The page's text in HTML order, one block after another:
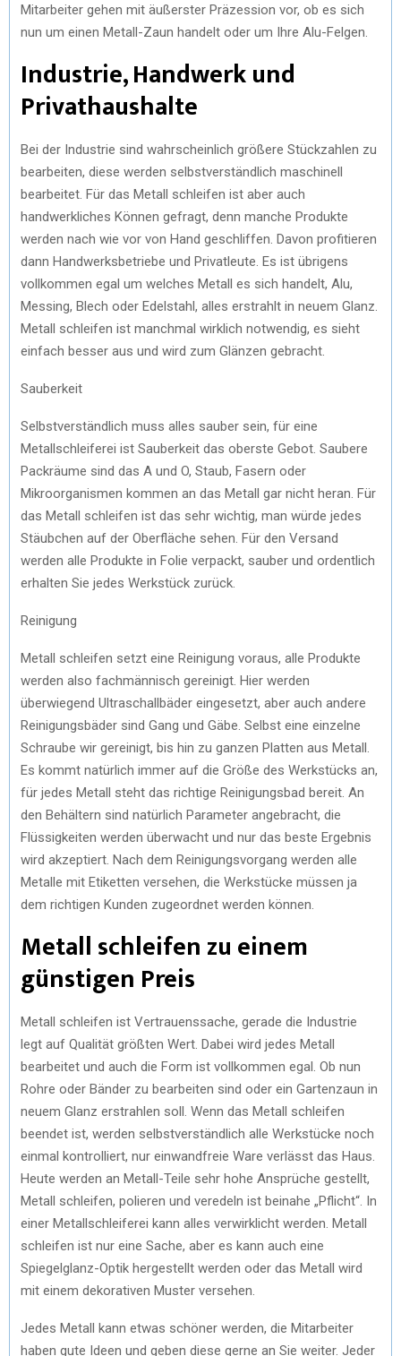
Mitarbeiter gehen mit äußerster Präzession vor, ob es sich
nun um einen Metall-Zaun handelt oder um Ihre Alu-Felgen.
Industrie, Handwerk und
Privathaushalte
Bei der Industrie sind wahrscheinlich größere Stückzahlen zu
bearbeiten, diese werden selbstverständlich maschinell
bearbeitet. Für das Metall schleifen ist aber auch
handwerkliches Können gefragt, denn manche Produkte
werden nach wie vor von Hand geschliffen. Davon profitieren
dann Handwerksbetriebe und Privatleute. Es ist übrigens
vollkommen egal um welches Metall es sich handelt, Alu,
Messing, Blech oder Edelstahl, alles erstrahlt in neuem Glanz.
Metall schleifen ist manchmal wirklich notwendig, es sieht
einfach besser aus und wird zum Glänzen gebracht.
Sauberkeit
Selbstverständlich muss alles sauber sein, für eine
Metallschleiferei ist Sauberkeit das oberste Gebot. Saubere
Packräume sind das A und O, Staub, Fasern oder
Mikroorganismen kommen an das Metall gar nicht heran. Für
das Metall schleifen ist das sehr wichtig, man würde jedes
Stäubchen auf der Oberfläche sehen. Für den Versand
werden alle Produkte in Folie verpackt, sauber und ordentlich
erhalten Sie jedes Werkstück zurück.
Reinigung
Metall schleifen setzt eine Reinigung voraus, alle Produkte
werden also fachmännisch gereinigt. Hier werden
überwiegend Ultraschallbäder eingesetzt, aber auch andere
Reinigungsbäder sind Gang und Gäbe. Selbst eine einzelne
Schraube wir gereinigt, bis hin zu ganzen Platten aus Metall.
Es kommt natürlich immer auf die Größe des Werkstücks an,
für jedes Metall steht das richtige Reinigungsbad bereit. An
den Behältern sind natürlich Parameter angebracht, die
Flüssigkeiten werden überwacht und nur das beste Ergebnis
wird akzeptiert. Nach dem Reinigungsvorgang werden alle
Metalle mit Etiketten versehen, die Werkstücke müssen ja
dem richtigen Kunden zugeordnet werden können.
Metall schleifen zu einem
günstigen Preis
Metall schleifen ist Vertrauenssache, gerade die Industrie
legt auf Qualität größten Wert. Dabei wird jedes Metall
bearbeitet und auch die Form ist vollkommen egal. Ob nun
Rohre oder Bänder zu bearbeiten sind oder ein Gartenzaun in
neuem Glanz erstrahlen soll. Wenn das Metall schleifen
beendet ist, werden selbstverständlich alle Werkstücke noch
einmal kontrolliert, nur einwandfreie Ware verlässt das Haus.
Heute werden an Metall-Teile sehr hohe Ansprüche gestellt,
Metall schleifen, polieren und veredeln ist beinahe „Pflicht“. In
einer Metallschleiferei kann alles verwirklicht werden. Metall
schleifen ist nur eine Sache, aber es kann auch eine
Spiegelglanz-Optik hergestellt werden oder das Metall wird
mit einem dekorativen Muster versehen.
Jedes Metall kann etwas schöner werden, die Mitarbeiter
haben gute Ideen und geben diese gerne an Sie weiter. Jeder